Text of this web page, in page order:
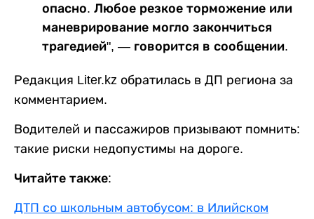
опасно. Любое резкое торможение или
маневрирование могло закончиться
трагедией", — говорится в сообщении.
Редакция Liter.kz обратилась в ДП региона за
комментарием.
Водителей и пассажиров призывают помнить:
такие риски недопустимы на дороге.
Читайте также:
ДТП со школьным автобусом: в Илийском